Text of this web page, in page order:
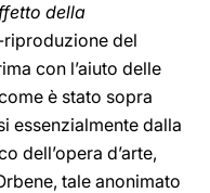
della
riproduzione del
con l’aiuto delle
è stato sopra
essenzialmente dalla
dell’opera d’arte,
tale anonimato